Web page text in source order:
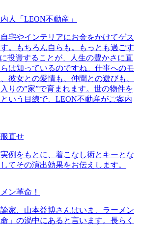
人「LEON不動産」
宅やインテリアにお金をかけてゲス
。もちろん自らも。もっとも過ごす
投資することが、人生の豊かさに直
は知っているのですね。仕事へのモ
彼女との愛情も、仲間との遊びも、
りの”家”で育まれます。世の物件を
いう目線で、LEON不動産がご案内
直せ
例をもとに、着こなし術とキーとな
てその演出効果をお伝えします。
ン革命！
家、山本益博さんはいま、ラーメン
」の渦中にあると言います。長らく